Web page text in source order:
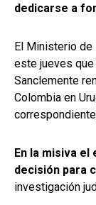
dedicarse a
El Ministerio de
este jueves que
Sanclemente
Colombia en
En la misiva el
decisión para
investigación